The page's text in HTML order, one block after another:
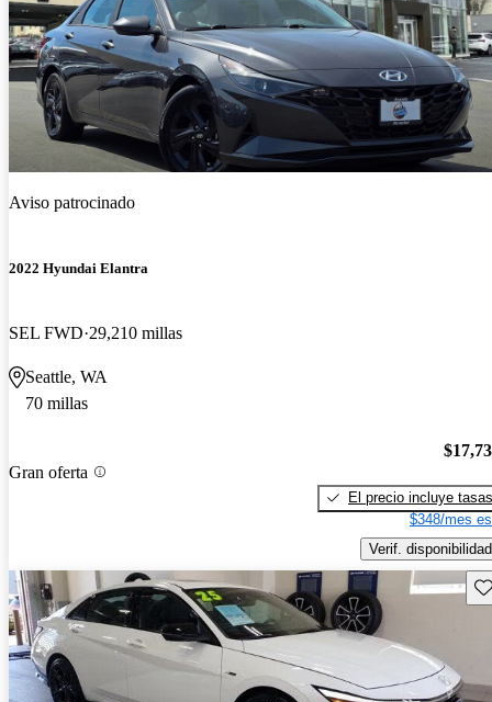
Aviso patrocinado
2022 Hyundai Elantra
SEL FWD 29,210 millas
Seattle, WA
70 millas
Gran oferta
El precio incluye tasas
$348/mes
Verif. disponibilidad